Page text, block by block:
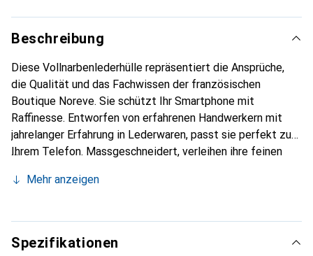
Beschreibung
Diese Vollnarbenlederhülle repräsentiert die Ansprüche,
die Qualität und das Fachwissen der französischen
Boutique Noreve. Sie schützt Ihr Smartphone mit
Raffinesse. Entworfen von erfahrenen Handwerkern mit
jahrelanger Erfahrung in Lederwaren, passt sie perfekt zu
Ihrem Telefon. Massgeschneidert, verleihen ihre feinen
und unverzichtbaren Accessoire für Ihr Smartphone.
die Marke Noreve eine zuverlässige Wahl für eine
anspruchsvolle Kundschaft.
Mehr anzeigen
Spezifikationen